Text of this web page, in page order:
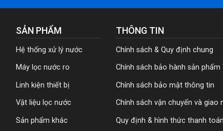
SẢN PHẨM
Hệ thống xử lý nước
Máy lọc nước ro
Linh kiện thiết bị
Vật liệu lọc nước
Sản phẩm khác
THÔNG TIN
Chính sách & Quy định chung
Chính sách bảo hành sản phẩm
Chính sách bảo mật thông tin
Chính sách vận chuyển và giao
Quy định & hình thức thanh toán